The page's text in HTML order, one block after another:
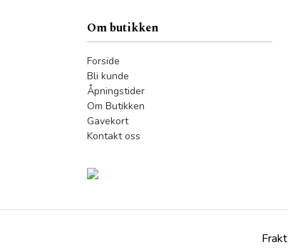
Om butikken
Forside
Bli kunde
Åpningstider
Om Butikken
Gavekort
Kontakt oss
Frakt